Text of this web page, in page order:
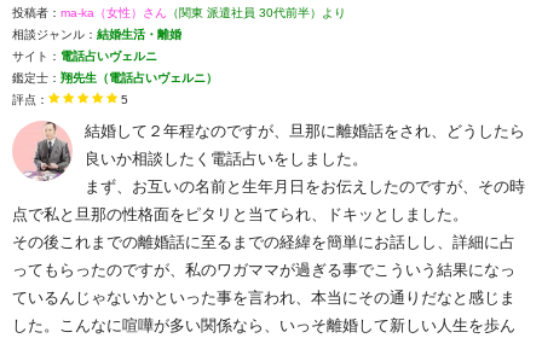
投稿者： ma-ka（女性）さん （関東 派遣社員 30代前半）より
相談ジャンル： 結婚生活・離婚
サイト： 電話占いヴェルニ
鑑定士： 翔先生（電話占いヴェルニ）
評点：
5
結婚して２年程なのですが、旦那に離婚話をされ、どうしたら
良いか相談したく電話占いをしました。
まず、お互いの名前と生年月日をお伝えしたのですが、その時
点で私と旦那の性格面をピタリと当てられ、ドキッとしました。
その後これまでの離婚話に至るまでの経緯を簡単にお話しし、詳細に占
ってもらったのですが、私のワガママが過ぎる事でこういう結果になっ
ているんじゃないかといった事を言われ、本当にその通りだなと感じま
した。こんなに喧嘩が多い関係なら、いっそ離婚して新しい人生を歩ん